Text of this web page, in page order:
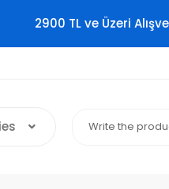
2900 TL ve Üzeri